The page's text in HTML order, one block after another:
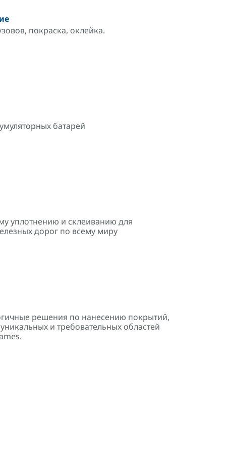
покраска, оклейка.
батарей
уплотнению и склеиванию для
дорог по всему миру
решения по нанесению покрытий,
и требовательных областей